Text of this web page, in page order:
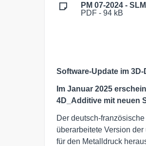
PM 07-2024 -
PDF - 94 kB
Software-Update im
Im Januar 2025
4D_Additive mit neuen
Der deutsch-
überarbeitete Version
für den Metalldruck